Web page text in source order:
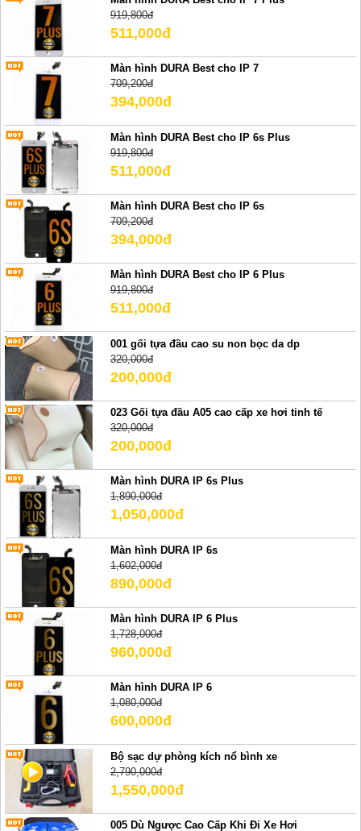
919,800đ
511,000đ
Màn hình DURA Best cho IP 7
709,200đ
394,000đ
Màn hình DURA Best cho IP 6s Plus
919,800đ
511,000đ
Màn hình DURA Best cho IP 6s
709,200đ
394,000đ
Màn hình DURA Best cho IP 6 Plus
919,800đ
511,000đ
001 gối tựa đầu cao su non bọc da dp
320,000đ
200,000đ
023 Gối tựa đầu A05 cao cấp xe hơi tinh tế
320,000đ
200,000đ
Màn hình DURA IP 6s Plus
1,890,000đ
1,050,000đ
Màn hình DURA IP 6s
1,602,000đ
890,000đ
Màn hình DURA IP 6 Plus
1,728,000đ
960,000đ
Màn hình DURA IP 6
1,080,000đ
600,000đ
Bộ sạc dự phòng kích nổ bình xe
2,790,000đ
1,550,000đ
005 Dù Ngược Cao Cấp Khi Đi Xe Hơi